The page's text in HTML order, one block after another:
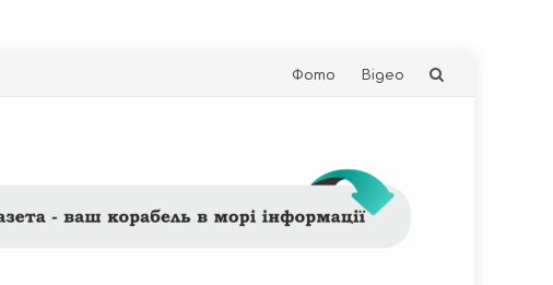
Skip
Фото Відео